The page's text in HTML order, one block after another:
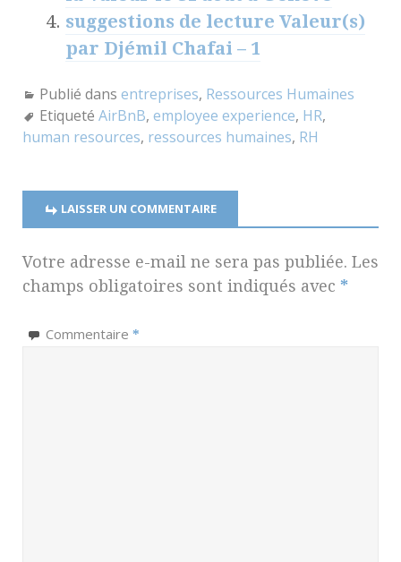
suggestions de lecture Valeur(s)
par Djémil Chafai – 1
Publié dans entreprises, Ressources Humaines
Etiqueté AirBnB, employee experience, HR,
human resources, ressources humaines, RH
LAISSER UN COMMENTAIRE
Votre adresse e-mail ne sera pas publiée. Les
champs obligatoires sont indiqués avec *
Commentaire *